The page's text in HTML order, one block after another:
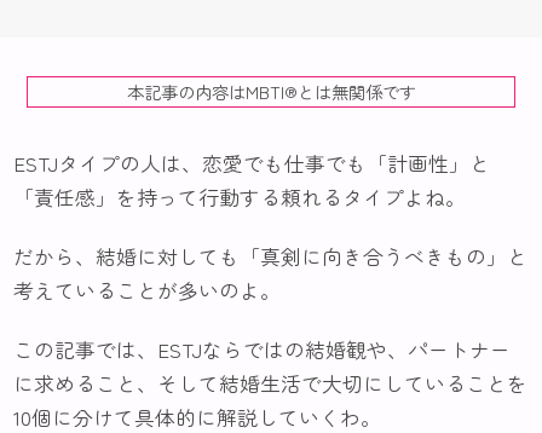
本記事の内容はMBTI®️とは無関係です
ESTJタイプの人は、恋愛でも仕事でも「計画性」と
「責任感」を持って行動する頼れるタイプよね。
だから、結婚に対しても「真剣に向き合うべきもの」と
考えていることが多いのよ。
この記事では、ESTJならではの結婚観や、パートナー
に求めること、そして結婚生活で大切にしていることを
10個に分けて具体的に解説していくわ。